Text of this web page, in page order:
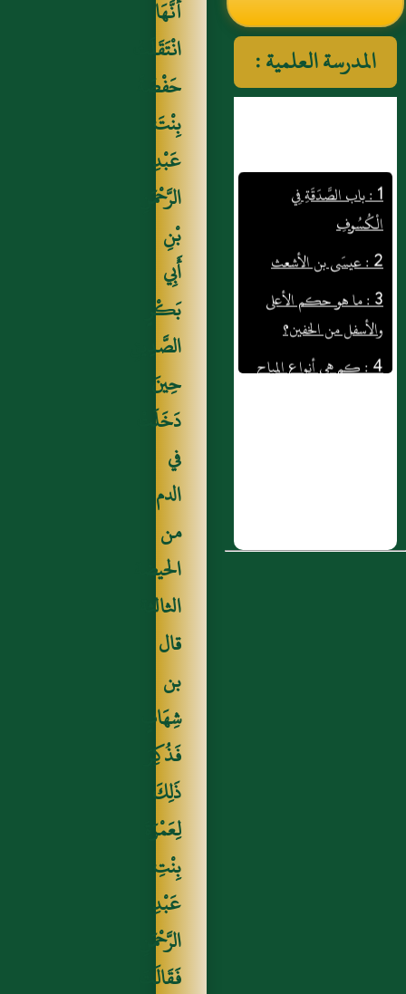
النووي رحمهم الله تعالى
المدرسة العلمية :
الْكُسُوفِ
2 : عيسَى بن الأشعث
3 : ما هو حكم الأعلى
والأسفل من الخفين؟
4 : كم هي أنواع المباح
من الحيوان البري وما هي؟
أَنَّهَا
انْتَقَلَتْ
حَفْصَةَ
بِنْتَ
عَبْدِ
الرَّحْمَنِ
بْنِ
أَبِي
بَكْرٍ
الصَّدِيقِ
حِينَ
دَخَلَتْ
في
الدم
من
الحيضة
الثالثة
قال
بن
شِهَابٍ
فَذُكِرَ
ذَلِكَ
لِعَمْرَةَ
بِنْتِ
عَبْدِ
الرَّحْمَنِ
فَقَالَتَ